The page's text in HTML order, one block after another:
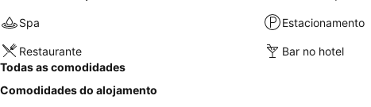
Spa Estacionamento
Restaurante
Bar no hotel
Todas as comodidades
Comodidades do alojamento